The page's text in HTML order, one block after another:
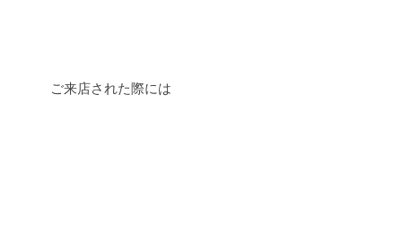
ご来店された際には